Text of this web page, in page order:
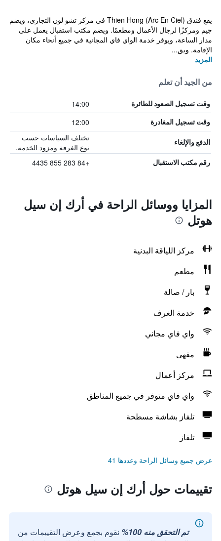
يقع فندق Thien Hong (Arc En Ciel) في مركز تشو لون التجاري، ويضم
جيم ومركزًا لرجال الأعمال ومطعمًا. ويضم مكتب استقبال يعمل على
مدار الساعة، ويوفر خدمة الواي فاي المجانية في جميع أنحاء مكان
الإقامة. ويق...
المزيد
من الجيد أن تعلم
وقت تسجيل الصعود للطائرة 14:00
وقت تسجيل المغادرة 12:00
الدفع والإلغاء
تختلف السياسات حسب
نوع الغرفة ومزود الخدمة.
رقم مكتب الاستقبال +84 283 855 4435
المزايا ووسائل الراحة في أرك إن سيل
هوتل
مركز اللياقة البدنية
مطعم
بار / صالة
خدمة الغرف
واي فاي مجاني
مقهى
مركز أعمال
واي فاي متوفر في جميع المناطق
تلفاز بشاشة مسطحة
تلفاز
عرض جميع وسائل الراحة وعددها 41
تقييمات حول أرك إن سيل هوتل
تم التحقق منه 100%
نقوم بجمع وعرض التقييمات من